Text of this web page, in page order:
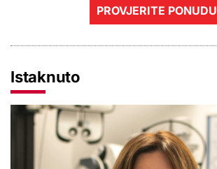
PROVJERITE PONUDU
Istaknuto